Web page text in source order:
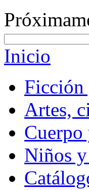
Inicio
Ficción
Artes,
Niños y